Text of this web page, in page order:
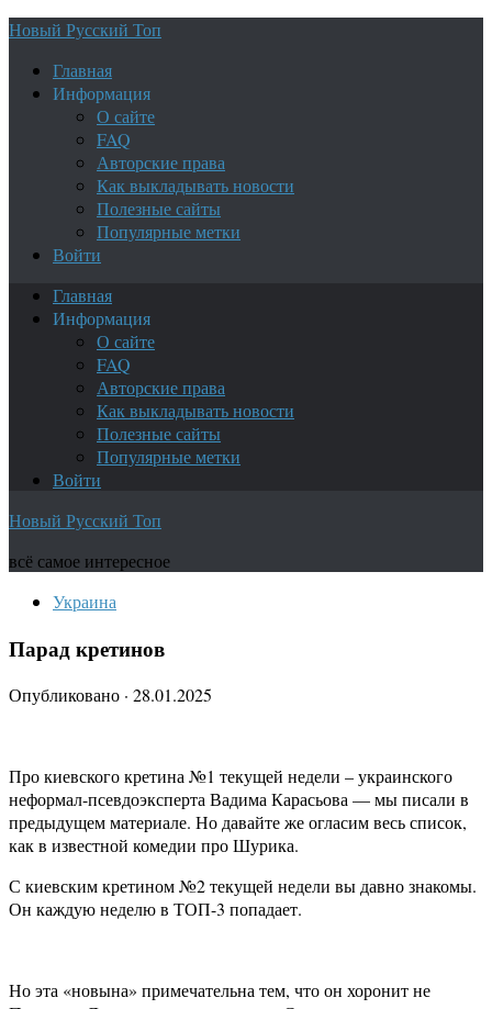
Новый Русский Топ
Главная
Информация
О сайте
FAQ
Авторские права
Как выкладывать новости
Полезные сайты
Популярные метки
Войти
Главная
Информация
О сайте
FAQ
Авторские права
Как выкладывать новости
Полезные сайты
Популярные метки
Войти
Новый Русский Топ
всё самое интересное
Украина
Парад кретинов
Опубликовано · 28.01.2025
Про киевского кретина №1 текущей недели – украинского
неформал-псевдоэксперта Вадима Карасьова — мы писали в
предыдущем материале. Но давайте же огласим весь список,
как в известной комедии про Шурика.
С киевским кретином №2 текущей недели вы давно знакомы.
Он каждую неделю в ТОП-3 попадает.
Но эта «новына» примечательна тем, что он хоронит не